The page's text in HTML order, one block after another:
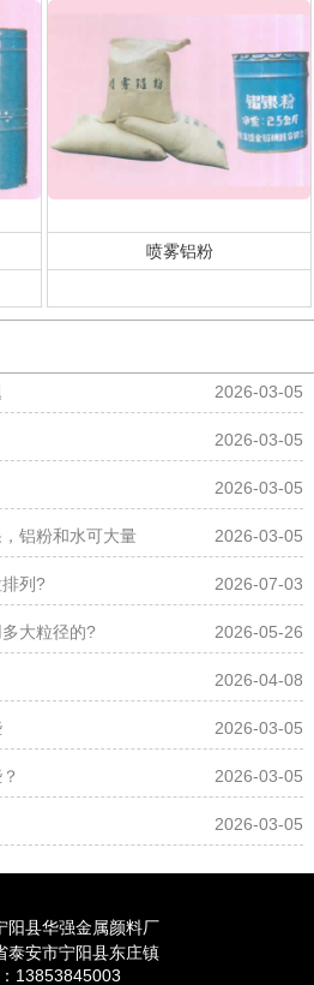
喷雾铝粉
2026-03-05
2026-03-05
2026-03-05
铝粉和水可大量 2026-03-05
列? 2026-07-03
大粒径的? 2026-05-26
2026-04-08
2026-03-05
2026-03-05
2026-03-05
阳县华强金属颜料厂
泰安市宁阳县东庄镇
13853845003